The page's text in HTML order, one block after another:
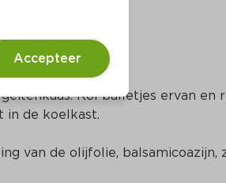
geitenkaas. Rol balletjes ervan en
in de koelkast.
van de olijfolie, balsamicoazijn,
Accepteer